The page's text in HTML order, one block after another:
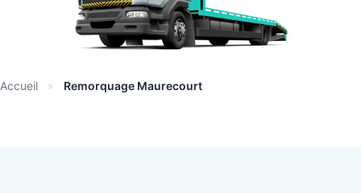
Accueil » Remorquage Maurecourt